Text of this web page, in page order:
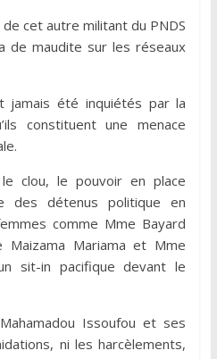
de cet autre militant du PNDS
de maudite sur les réseaux
jamais été inquiétés par la
constituent une menace
clou, le pouvoir en place
des détenus politique en
comme Mme Bayard
Maizama Mariama et Mme
sit-in pacifique devant le
Issoufou et ses
ni les harcèlements,